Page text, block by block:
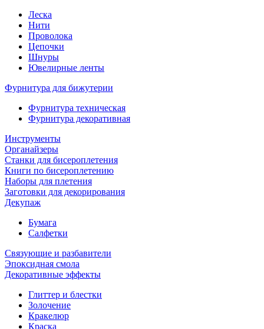
Леска
Нити
Проволока
Цепочки
Шнуры
Ювелирные ленты
Фурнитура для бижутерии
Фурнитура техническая
Фурнитура декоративная
Инструменты
Органайзеры
Станки для бисероплетения
Книги по бисероплетению
Наборы для плетения
Заготовки для декорирования
Декупаж
Бумага
Салфетки
Связующие и разбавители
Эпоксидная смола
Декоративные эффекты
Глиттер и блестки
Золочение
Кракелюр
Краска